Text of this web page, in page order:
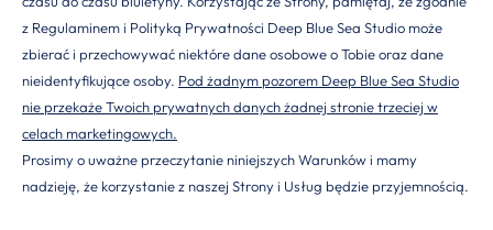
z Regulaminem i Polityką Prywatności Deep Blue Sea Studio może
zbierać i przechowywać niektóre dane osobowe o Tobie oraz dane
nieidentyfikujące osoby. Pod żadnym pozorem Deep Blue Sea Studio
nie przekaże Twoich prywatnych danych żadnej stronie trzeciej w
celach marketingowych.
Prosimy o uważne przeczytanie niniejszych Warunków i mamy
nadzieję, że korzystanie z naszej Strony i Usług będzie przyjemnością.